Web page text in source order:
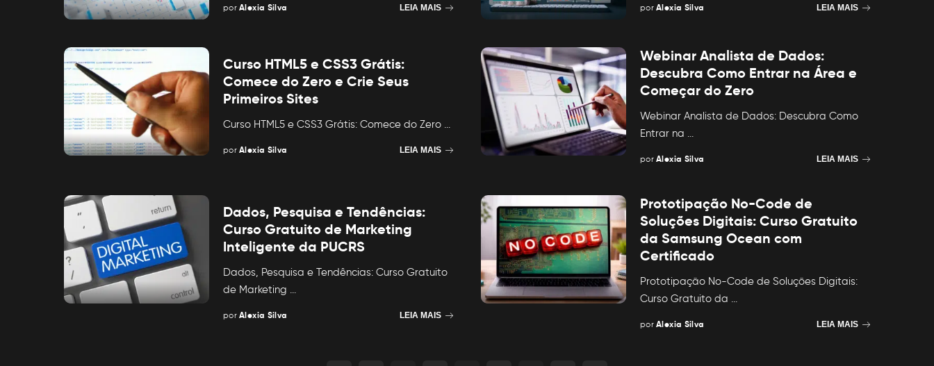
Posted
por Alexia Silva LEIA MAIS
Posted
por Alexia Silva LEIA MAIS
Curso HTML5 e CSS3 Grátis:
Comece do Zero e Crie Seus
Primeiros Sites
Curso HTML5 e CSS3 Grátis: Comece do Zero ...
Posted
por Alexia Silva LEIA MAIS
Webinar Analista de Dados:
Descubra Como Entrar na Área e
Começar do Zero
Webinar Analista de Dados: Descubra Como
Entrar na
Posted
por Alexia Silva LEIA MAIS
Dados, Pesquisa e Tendências:
Curso Gratuito de Marketing
Inteligente da PUCRS
Dados, Pesquisa e Tendências: Curso Gratuito
de Marketing ...
Posted
por Alexia Silva LEIA MAIS
Prototipação No-Code de
Soluções Digitais: Curso Gratuito
da Samsung Ocean com
Certificado
Prototipação No-Code de Soluções Digitais:
Curso Gratuito da
Posted
por Alexia Silva LEIA MAIS